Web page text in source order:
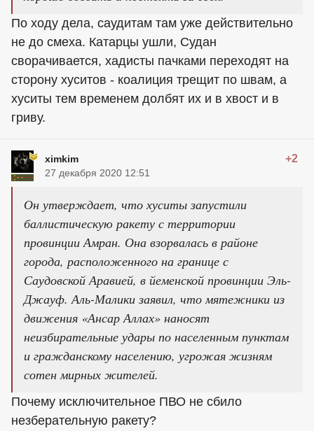
По ходу дела, саудитам там уже действительно
не до смеха. Катарцы ушли, Судан
сворачивается, хадисты пачками переходят на
сторону хуситов - коалиция трещит по швам, а
хуситы тем временем долбят их и в хвост и в
гриву.
ximkim +2
27 декабря 2020 12:51
Он утверждает, что хуситы запустили
баллистическую ракету с территории
провинции Амран. Она взорвалась в районе
города, расположенного на границе с
Саудовской Аравией, в йеменской провинции Эль-
Джауф. Аль-Малики заявил, что мятежники из
движения «Ансар Аллах» наносят
неизбирательные удары по населенным пунктам
и гражданскому населению, угрожая жизням
сотен мирных жителей.
Почему исключительное ПВО не сбило
незберательную ракету?